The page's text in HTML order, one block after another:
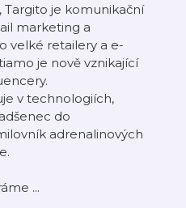
Targito je komunikační
marketing a
velké retailery a e-
je nově vznikající
v technologiích,
do
adrenalinových
...